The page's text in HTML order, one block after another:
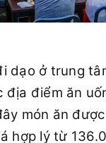
dạo ở trung
địa điểm ăn
món ăn
hợp lý từ